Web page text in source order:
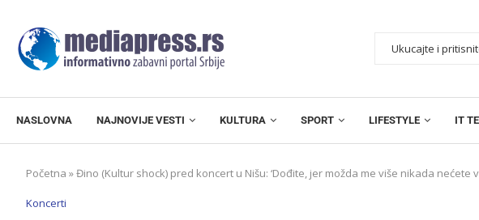
NASLOVNA NAJNOVIJE VESTI KULTURA SPORT LIFESTYLE IT
Početna »Đino (Kultur shock) pred koncert u Nišu: ‘Dođite, jer možda me više nikada nećete
Koncerti